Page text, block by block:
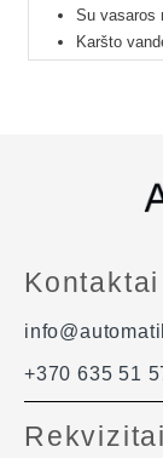
Su vasaros
Karšto
Du
Lietuviška
Kontaktai
+370 635 51
Rekvizitai